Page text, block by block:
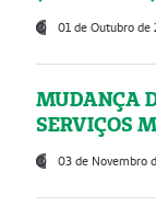
01 de Outubro de
MUDANÇA
SERVIÇOS
03 de Novembro